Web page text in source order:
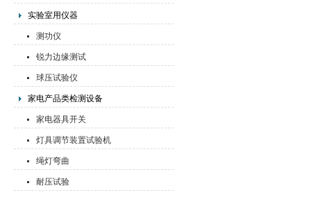
实验室用仪器
测功仪
锐力边缘测试
球压试验仪
家电产品类检测设备
家电器具开关
灯具调节装置试验机
绳灯弯曲
耐压试验